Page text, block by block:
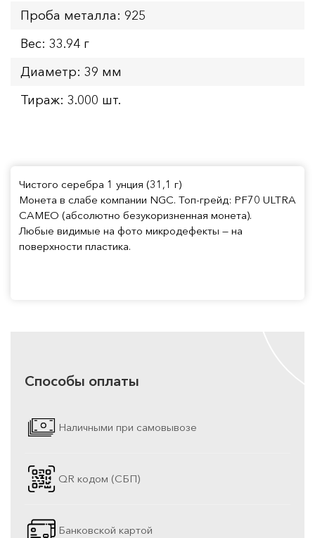
Проба металла: 925
Вес: 33.94 г
Диаметр: 39 мм
Тираж: 3.000 шт.
Чистого серебра 1 унция (31,1 г)
Монета в слабе компании NGC. Топ-грейд: PF70 ULTRA
CAMEO (абсолютно безукоризненная монета).
Любые видимые на фото микродефекты — на
поверхности пластика.
Способы оплаты
Наличными при самовывозе
QR кодом (СБП)
Банковской картой